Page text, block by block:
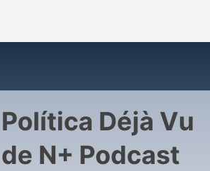
Política Déjà Vu
de N+ Podcast